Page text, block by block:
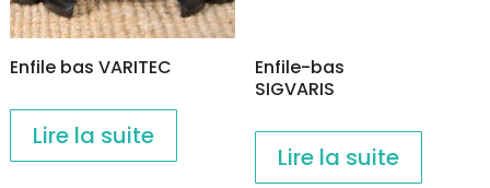
Enfile bas VARITEC
Lire la suite
Enfile-bas
SIGVARIS
Lire la suite